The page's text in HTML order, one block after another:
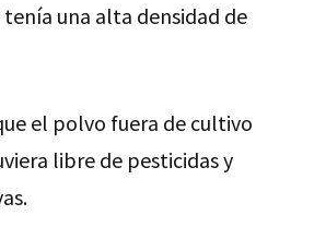
una alta densidad de
el polvo fuera de cultivo
libre de pesticidas y